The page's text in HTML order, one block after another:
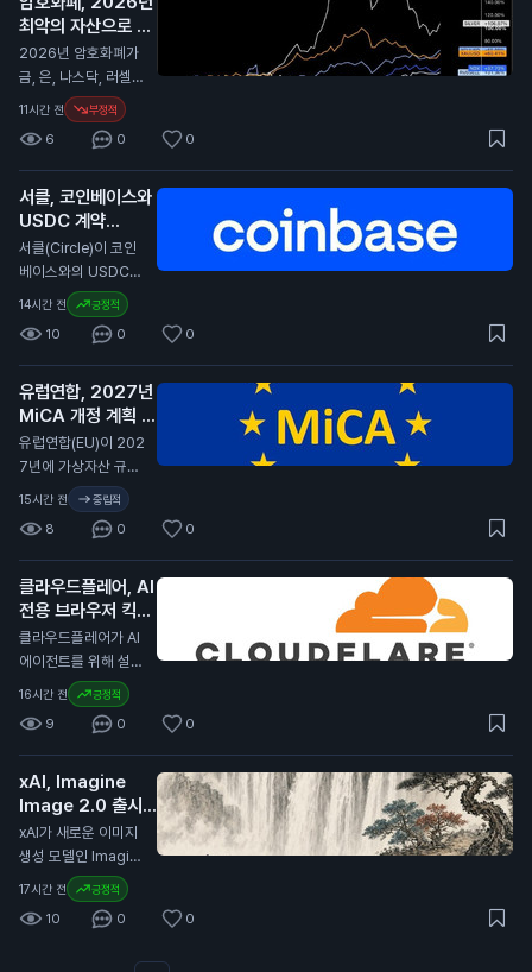
은 Coldcard 지갑의
보안 문제로, 사용자
들이 자금을 이동하고
지갑을 새로 만드는
경향이 커졌습니다. S
antiment에 따르면,
Coldcard의 혼란은
사용자들에게 자산 관
리 방식을 재고하게
만들고 있습니다. 보
안 우려로 인해 많은
시키고 새로운 지갑을
생성하는 등 활동이
변화는 비트코인과 다
른 암호화폐의 거래량
을 증가시키고 있습니
다. 이번 사건은 일반
투자자에게 중요한 의
미를 가집니다. 보안
문제가 발생하면 사용
며, 이는 비트코인 가
격에 긍정적인 영향을
미칠 수 있습니다.
최악의 자산으로 평
가
N
2026년 암호화폐가
금, 은, 나스닥, 러셀 2
000과 비교해 최악
의 성과를 보였습니
다. 이 보고서는 암호
화폐가 다른 자산에
비해 큰 손실을 겪었
다고 전합니다. 특히,
경제 상황이 어려워지
면서 암호화폐의 투자
매력이 줄어들고 있습
니다. 전문가들은 암
호화폐의 변동성이 커
진 이유로 경제 불안
정을 지적하고 있습니
다. 일반 투자자에게
이 소식은 암호화폐
투자에 대한 신뢰가
미합니다. 이는 향후
암호화폐 가격에 부정
있습니다.
11시간 전 부정적
6 0 0
서클, 코인베이스와
USDC 계약
2029년까지 연장
N
서클(Circle)이 코인
베이스와의 USDC
스테이블코인 계약을
2029년까지 연장했
습니다. 이번 계약 연
장은 서클이 코인베이
스 플랫폼에서 USD
C의 중심 역할을 계속
유지할 수 있게 합니
다. 서클은 분기 배당
금을 포기하고, 제품
개발과 성장 기회에
재투자하기로 결정했
습니다. 서클은 지난
분기 동안 7억 1천만
달러(약 9천 5백억
원)의 수익을 기록했
습니다. 이는 전년 대
니다. USDC의 유통
량은 전년 대비 19%
러(약 99조 원)에 달
했습니다. 코인베이스
는 이 유통량의 약 3
0%를 보유하고 있습
니다. 이번 계약 연장
은 일반 투자자에게
중요한 의미를 가집니
성장을 위해 재투자하
14시간 전 긍정적
10 0 0
유럽연합, 2027년
MiCA 개정 계획 발
표
N
유럽연합(EU)이 202
7년에 가상자산 규제
법안인 MiCA(가상자
산 시장 규제)를 개정
할 계획이라고 발표했
습니다. 이 개정안은
비EU 국가의 가상자
산 발행자, 스테이블
코인, 토큰화된 결제
방식을 다룰 예정입니
다. MiCA는 유럽 내
가상자산 시장의 규제
를 강화하기 위해 제
정된 법안입니다. 이
번 개정은 글로벌 가
상자산 시장의 변화에
대응하기 위한 것으
로, 특히 유럽 외부의
발행자와 관련된 규제
를 포함합니다. 이는
유럽 내 가상자산 사
높이기 위한 노력으로
15시간 전 중립적
8 0 0
클라우드플레어, AI
전용 브라우저 킥서
프 출시
N
클라우드플레어가 AI
에이전트를 위해 설계
된 브라우저 킥서프(K
itesurf)를 출시했습
니다. 이 브라우저는
클라우드플레어의 서
버리스 플랫폼인 워커
스(Workers) 위에서
작동합니다. 킥서프는
현재 베타 버전으로
무료로 제공됩니다.
클라우드플레어는 킥
서프를 단 12주 만에
16시간 전 긍정적
9 0 0
xAI, Imagine
Image 2.0 출시
발표
N
xAI가 새로운 이미지
생성 모델인 Imagin
e Image 2.0을 출시
했습니다. 이 모델은
Grok 웹사이트와 iO
17시간 전 긍정적
10 0 0